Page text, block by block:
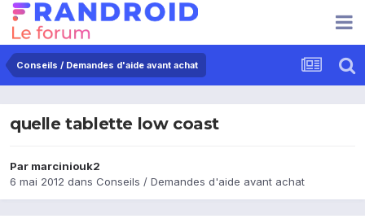
Conseils / Demandes d'aide avant achat
quelle tablette low coast
Par marciniouk2
6 mai 2012 dans Conseils / Demandes d'aide avant achat